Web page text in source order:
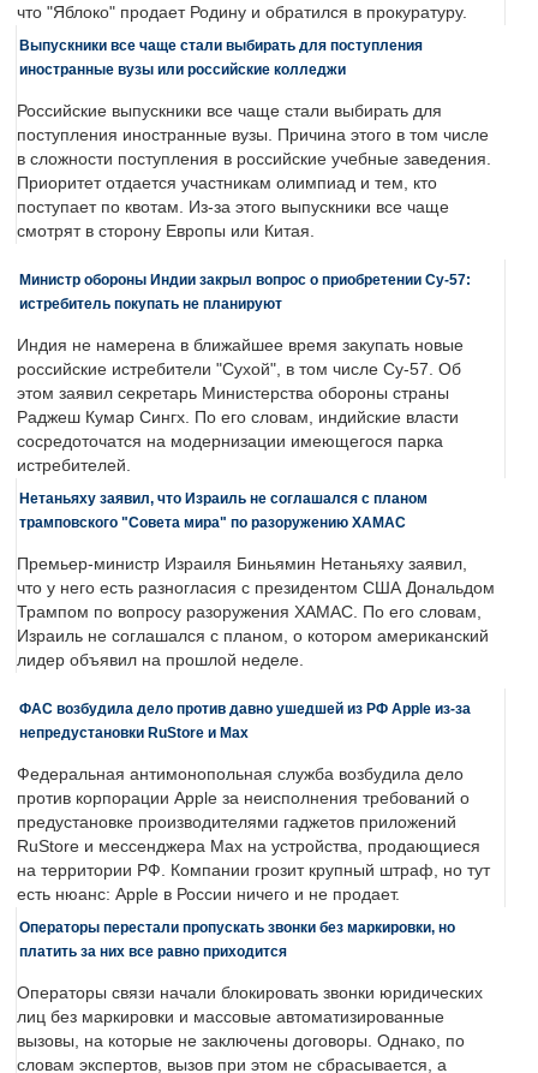
что "Яблоко" продает Родину и обратился в прокуратуру.
Выпускники все чаще стали выбирать для поступления
иностранные вузы или российские колледжи
Российские выпускники все чаще стали выбирать для
поступления иностранные вузы. Причина этого в том числе
в сложности поступления в российские учебные заведения.
Приоритет отдается участникам олимпиад и тем, кто
поступает по квотам. Из-за этого выпускники все чаще
смотрят в сторону Европы или Китая.
Министр обороны Индии закрыл вопрос о приобретении Су-57:
истребитель покупать не планируют
Индия не намерена в ближайшее время закупать новые
российские истребители "Сухой", в том числе Су-57. Об
этом заявил секретарь Министерства обороны страны
Раджеш Кумар Сингх. По его словам, индийские власти
сосредоточатся на модернизации имеющегося парка
истребителей.
Нетаньяху заявил, что Израиль не соглашался с планом
трамповского "Совета мира" по разоружению ХАМАС
Премьер-министр Израиля Биньямин Нетаньяху заявил,
что у него есть разногласия с президентом США Дональдом
Трампом по вопросу разоружения ХАМАС. По его словам,
Израиль не соглашался с планом, о котором американский
лидер объявил на прошлой неделе.
ФАС возбудила дело против давно ушедшей из РФ Apple из-за
непредустановки RuStore и Max
Федеральная антимонопольная служба возбудила дело
против корпорации Apple за неисполнения требований о
предустановке производителями гаджетов приложений
RuStore и мессенджера Max на устройства, продающиеся
на территории РФ. Компании грозит крупный штраф, но тут
есть нюанс: Apple в России ничего и не продает.
Операторы перестали пропускать звонки без маркировки, но
платить за них все равно приходится
Операторы связи начали блокировать звонки юридических
лиц без маркировки и массовые автоматизированные
вызовы, на которые не заключены договоры. Однако, по
словам экспертов, вызов при этом не сбрасывается, а